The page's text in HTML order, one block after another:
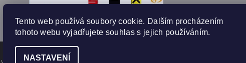
vyhrazena
Tento web používá soubory cookie. Dalším procházením
tohoto webu vyjadřujete souhlas s jejich používáním.
NASTAVENÍ